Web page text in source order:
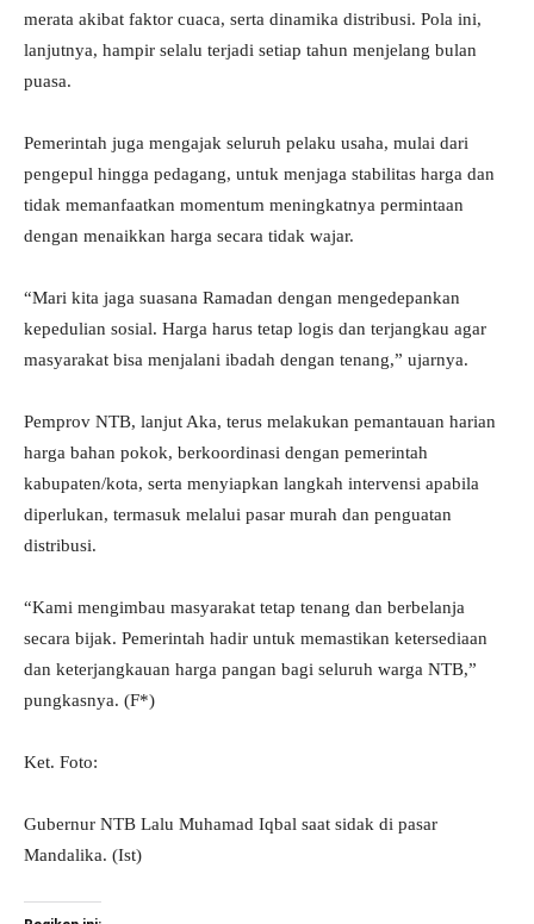
merata akibat faktor cuaca, serta dinamika distribusi. Pola ini,
lanjutnya, hampir selalu terjadi setiap tahun menjelang bulan
puasa.
Pemerintah juga mengajak seluruh pelaku usaha, mulai dari
pengepul hingga pedagang, untuk menjaga stabilitas harga dan
tidak memanfaatkan momentum meningkatnya permintaan
dengan menaikkan harga secara tidak wajar.
“Mari kita jaga suasana Ramadan dengan mengedepankan
kepedulian sosial. Harga harus tetap logis dan terjangkau agar
masyarakat bisa menjalani ibadah dengan tenang,” ujarnya.
Pemprov NTB, lanjut Aka, terus melakukan pemantauan harian
harga bahan pokok, berkoordinasi dengan pemerintah
kabupaten/kota, serta menyiapkan langkah intervensi apabila
diperlukan, termasuk melalui pasar murah dan penguatan
distribusi.
“Kami mengimbau masyarakat tetap tenang dan berbelanja
secara bijak. Pemerintah hadir untuk memastikan ketersediaan
dan keterjangkauan harga pangan bagi seluruh warga NTB,”
pungkasnya. (F*)
Ket. Foto:
Gubernur NTB Lalu Muhamad Iqbal saat sidak di pasar
Mandalika. (Ist)